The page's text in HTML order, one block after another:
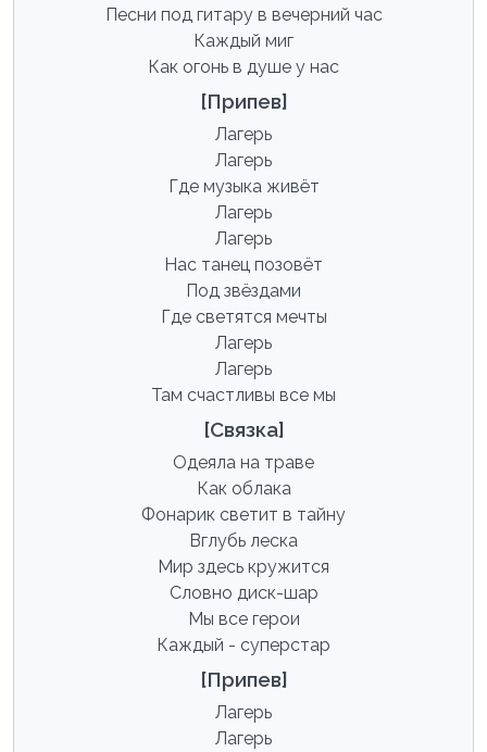
Песни под гитару в вечерний час
Каждый миг
Как огонь в душе у нас
[Припев]
Лагерь
Лагерь
Где музыка живёт
Лагерь
Лагерь
Нас танец позовёт
Под звёздами
Где светятся мечты
Лагерь
Лагерь
Там счастливы все мы
[Связка]
Одеяла на траве
Как облака
Фонарик светит в тайну
Вглубь леска
Мир здесь кружится
Словно диск-шар
Мы все герои
Каждый - суперстар
[Припев]
Лагерь
Лагерь